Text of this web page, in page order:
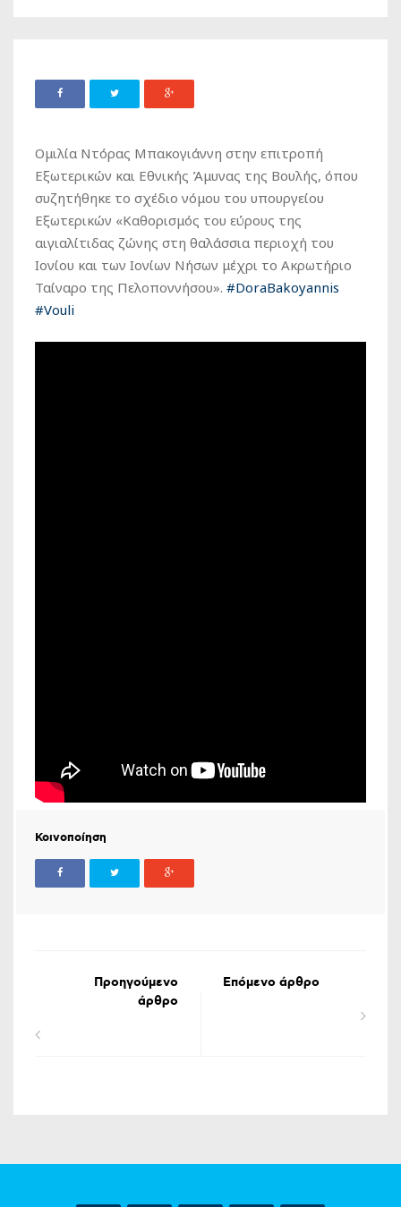
Ομιλία Ντόρας Μπακογιάννη στην επιτροπή
Εξωτερικών και Εθνικής Άμυνας της Βουλής, όπου
συζητήθηκε το σχέδιο νόμου του υπουργείου
Εξωτερικών «Καθορισμός του εύρους της
αιγιαλίτιδας ζώνης στη θαλάσσια περιοχή του
Ιονίου και των Ιονίων Νήσων μέχρι το Ακρωτήριο
Ταίναρο της Πελοποννήσου». #DoraBakoyannis
#Vouli
Κοινοποίηση
Προηγούμενο
άρθρο
Επόμενο άρθρο